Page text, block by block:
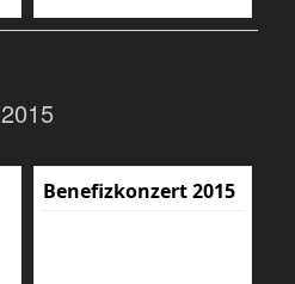
2015
Benefizkonzert 2015